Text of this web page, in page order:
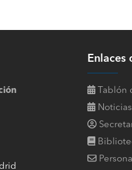
Enlaces
Tablón
Noticias